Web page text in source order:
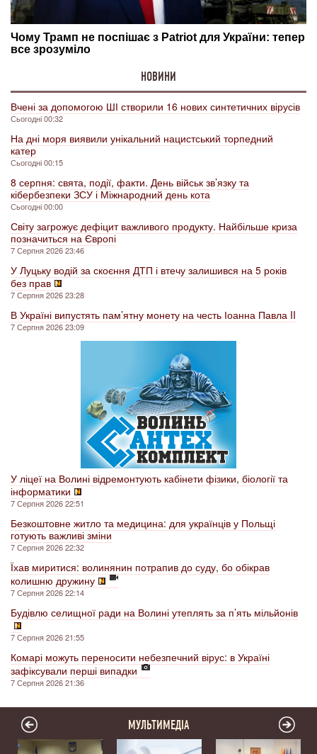
НОВИНИ
Вчені за допомогою ШІ створили 16 нових синтетичних вірусів
Сьогодні 00:32
На дні моря виявили унікальний нацистський торпедний
катер
Сьогодні 00:15
8 серпня: свята, події, факти. День військ зв’язку та
кібербезпеки ЗСУ і Міжнародний день кота
Сьогодні 00:00
Світу загрожує дефіцит важливого продукту. Найбільше криза
позначиться на Європі
7 Серпня 2026 23:46
У Луцьку водій за скоєння ДТП і втечу залишився на 5 років
без прав
7 Серпня 2026 23:28
В Україні випустять пам’ятну монету на честь Іоанна Павла II
7 Серпня 2026 23:09
У ліцеї на Волині відремонтують кабінети фізики, біології та
інформатики
7 Серпня 2026 22:51
Безкоштовне житло та медицина: для українців у Польщі
готують важливі зміни
7 Серпня 2026 22:32
Їхав миритися: волинянин потрапив до суду, бо обікрав
колишню дружину
7 Серпня 2026 22:14
Будівлю селищної ради на Волині утеплять за п’ять мільйонів
7 Серпня 2026 21:55
Комарі можуть переносити небезпечний вірус: в Україні
зафіксували перші випадки
7 Серпня 2026 21:36
МУЛЬТИМЕДІА